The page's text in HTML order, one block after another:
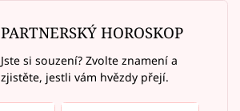
PARTNERSKÝ HOROSKOP
Jste si souzení? Zvolte znamení a
zjistěte, jestli vám hvězdy přejí.